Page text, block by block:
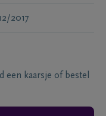
2017
een kaarsje of bestel